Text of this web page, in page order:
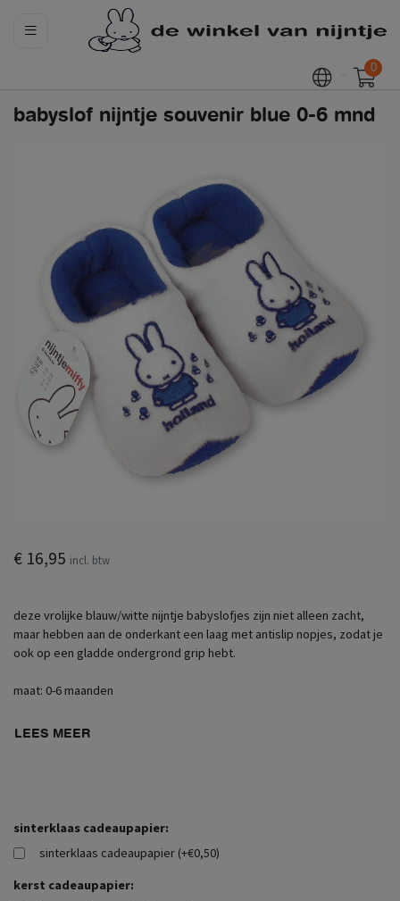
0
babyslof nijntje souvenir blue 0-6 mnd
€ 16,95 incl. btw
deze vrolijke blauw/witte nijntje babyslofjes zijn niet alleen zacht,
maar hebben aan de onderkant een laag met antislip nopjes, zodat je
ook op een gladde ondergrond grip hebt.
maat: 0-6 maanden
LEES MEER
sinterklaas cadeaupapier:
sinterklaas cadeaupapier (+€0,50)
kerst cadeaupapier: